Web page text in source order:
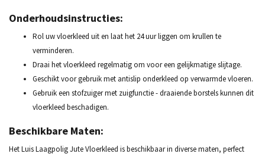
Onderhoudsinstructies:
Rol uw vloerkleed uit en laat het 24 uur liggen om krullen te
verminderen.
Draai het vloerkleed regelmatig om voor een gelijkmatige slijtage.
Geschikt voor gebruik met antislip onderkleed op verwarmde vloeren.
Gebruik een stofzuiger met zuigfunctie - draaiende borstels kunnen dit
vloerkleed beschadigen.
Beschikbare Maten:
Het Luis Laagpolig Jute Vloerkleed is beschikbaar in diverse maten, perfect